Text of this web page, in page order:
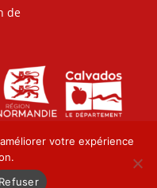
de
votre expérience
Refuser